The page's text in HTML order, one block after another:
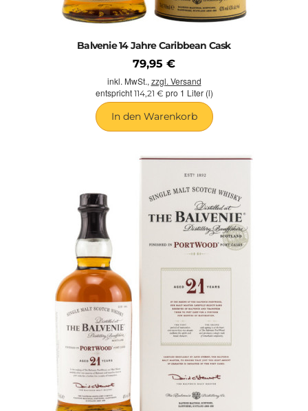
Balvenie 14 Jahre Caribbean Cask
79,95 €
inkl. MwSt.,zzgl. Versand
entspricht 114,21 € pro 1 Liter (l)
In den Warenkorb